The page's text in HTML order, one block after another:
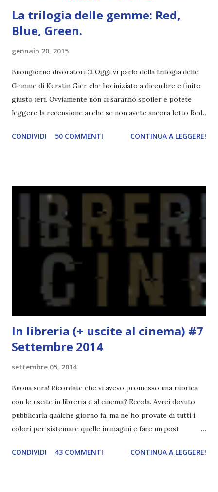
La trilogia delle gemme: Red,
Blue, Green.
gennaio 20, 2015
Buongiorno divoratori :3 Oggi vi parlo della trilogia delle
Gemme di Kerstin Gier che ho iniziato a dicembre e finito
giusto ieri. Ovviamente non ci saranno spoiler e potete
leggere la recensione anche se non avete ancora letto Red.
Green sono state delle letture molto piacevoli ma non
potete capire le mie aspettative! Innanzitutto, se la Gier o
probabilmente lo avrei apprezzato molto di più. Red è
molto introduttivo, nel senso che in trecento pagine non
succede un bel niente. E non ha nemmeno un finale ._.
finisce esattamente nel bel mezzo della storia (anzi, quale
"mezzo" della storia? Questa storia ha praticamente solo
CONDIVIDI 50 COMMENTI CONTINUA A LEGGERE!
In libreria (+ uscite al cinema) #7
Settembre 2014
settembre 05, 2014
Buona sera! Ricordate che vi avevo promesso una rubrica
con le uscite in libreria e al cinema? Eccola. Avrei dovuto
pubblicarla qualche giorno fa, ma ne ho provate di tutti i
colori per sistemare quelle immagini e fare un post
leggere la trama cliccate sulla copertina. Vi ho segnalato
CONDIVIDI 43 COMMENTI CONTINUA A LEGGERE!